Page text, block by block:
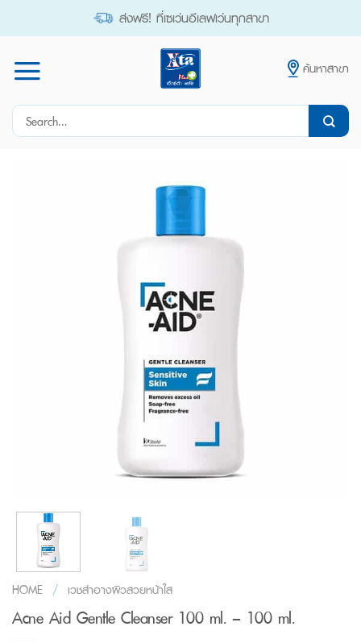
ส่งฟรี! ที่เซเว่นอีเลฟเว่นทุกสาขา
ค้นหาสาขา
Search
HOME / เวชสำอางผิวสวยหน้าใส
Acne Aid Gentle Cleanser 100 ml. – 100 ml.